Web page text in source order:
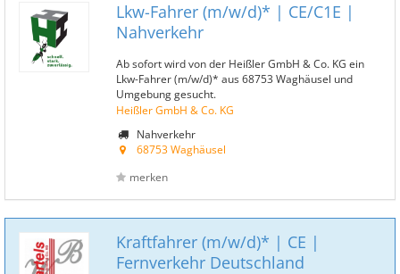
Lkw-Fahrer (m/w/d)* | CE/C1E |
Nahverkehr
Ab sofort wird von der Heißler GmbH & Co. KG ein
Lkw-Fahrer (m/w/d)* aus 68753 Waghäusel und
Umgebung gesucht.
Heißler GmbH & Co. KG
Nahverkehr
68753 Waghäusel
merken
Kraftfahrer (m/w/d)* | CE |
Fernverkehr Deutschland